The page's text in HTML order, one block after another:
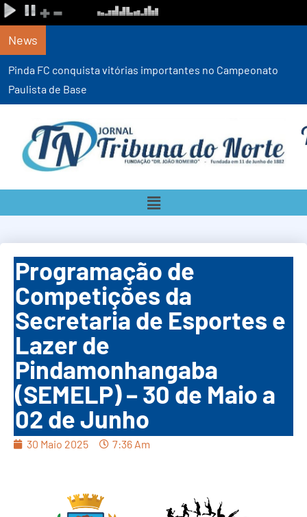
News
Defesa Civil de SP monta Gabinete de
Programação de
Competições da
Secretaria de Esportes e
Lazer de
Pindamonhangaba
(SEMELP) – 30 de Maio a
02 de Junho
30 Maio 2025 7:36 Am